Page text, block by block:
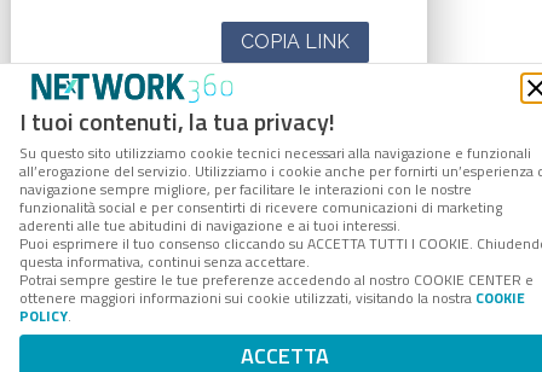
I tuoi contenuti, la tua privacy!
Su questo sito utilizziamo cookie tecnici necessari alla navigazione e funzionali
all’erogazione del servizio. Utilizziamo i cookie anche per fornirti un’esperienza
navigazione sempre migliore, per facilitare le interazioni con le nostre
funzionalità social e per consentirti di ricevere comunicazioni di marketing
aderenti alle tue abitudini di navigazione e ai tuoi interessi.
Puoi esprimere il tuo consenso cliccando su ACCETTA TUTTI I COOKIE.
questa informativa, continui senza accettare.
Potrai sempre gestire le tue preferenze accedendo al nostro COOKIE CENTER e
ottenere maggiori informazioni sui cookie utilizzati, visitando la nostra COOKIE
POLICY.
ACCETTA
COPIA LINK